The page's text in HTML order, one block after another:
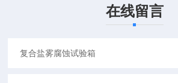
在线留言